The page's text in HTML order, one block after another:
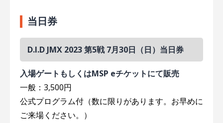
当日券
D.I.D JMX 2023 第5戦 7月30日（日）当日券
入場ゲートもしくはMSP eチケットにて販売
一般：3,500円
公式プログラム付（数に限りがあります。お早めに
ご来場ください。）